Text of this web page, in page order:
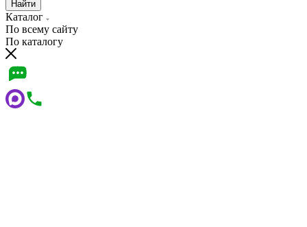
Найти
Каталог
По всему сайту
По каталогу